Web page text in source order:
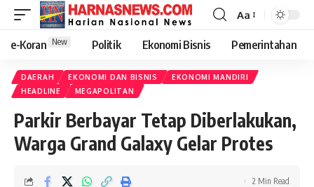
Aa
e-Koran New Politik Ekonomi Bisnis Pemerintahan
DAERAH EKONOMI DAN BISNIS
EKONOMI MANDIRI
HEADLINE
MEGAPOLITAN
Parkir Berbayar Tetap Diberlakukan,
Warga Grand Galaxy Gelar Protes
2 Min Read